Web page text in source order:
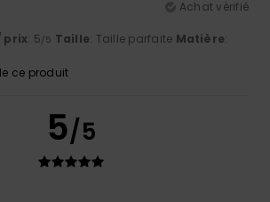
Achat vérifié
prix: 5/5 Taille: Taille parfaite Matière:
ce produit
5/5